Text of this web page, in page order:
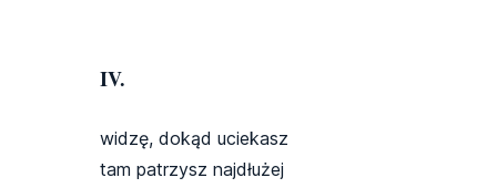
IV.
widzę, dokąd uciekasz
tam patrzysz najdłużej